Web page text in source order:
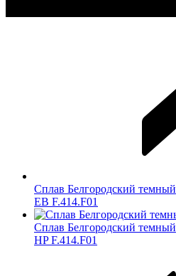
Сплав Белгородский темный
ЕВ F.414.F01
Сплав Белгородский темный
HP F.414.F01